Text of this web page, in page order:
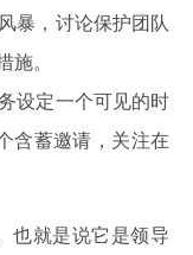
暴，讨论保护团队
施。
设定一个可见的时
含蓄邀请，关注在
也就是说它是领导